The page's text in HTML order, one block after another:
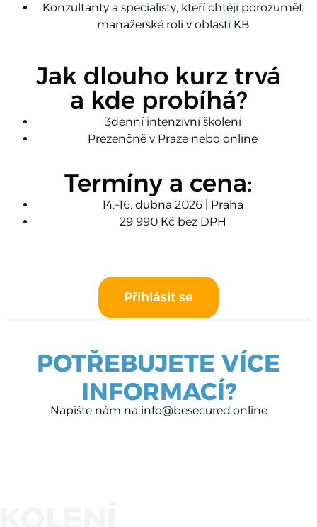
Konzultanty a specialisty, kteří chtějí porozumět
manažerské roli v oblasti KB
Jak dlouho kurz trvá
a kde probíhá?
3denní intenzivní školení
Prezenčně v Praze nebo online
Termíny a cena:
14.–16. dubna 2026 | Praha
29 990 Kč bez DPH
Přihlásit se
POTŘEBUJETE VÍCE
INFORMACÍ?
Napište nám na info@besecured.online